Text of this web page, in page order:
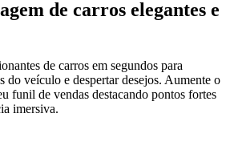
de carros elegantes e
de carros em segundos para
do veículo e despertar desejos. Aumente o
funil de vendas destacando pontos fortes
imersiva.